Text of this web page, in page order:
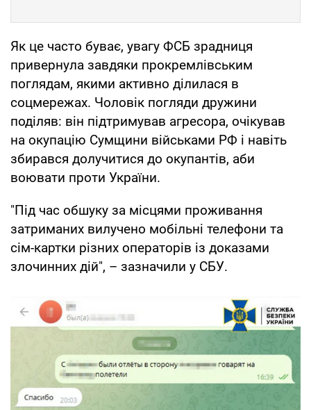
Як це часто буває, увагу ФСБ зрадниця
привернула завдяки прокремлівським
поглядам, якими активно ділилася в
соцмережах. Чоловік погляди дружини
поділяв: він підтримував агресора, очікував
на окупацію Сумщини військами РФ і навіть
збирався долучитися до окупантів, аби
воювати проти України.
"Під час обшуку за місцями проживання
затриманих вилучено мобільні телефони та
сім-картки різних операторів із доказами
злочинних дій", – зазначили у СБУ.